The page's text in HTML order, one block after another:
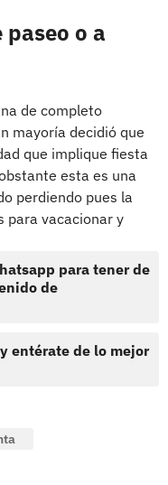
paseo o a
de completo
mayoría decidió que
que implique fiesta
esta es una
perdiendo pues la
para vacacionar y
para tener de
de
entérate de lo mejor